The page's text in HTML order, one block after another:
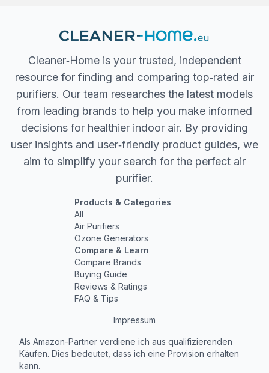
Cleaner‐Home is your trusted, independent
resource for finding and comparing top‐rated air
purifiers. Our team researches the latest models
from leading brands to help you make informed
decisions for healthier indoor air. By providing
user insights and user‐friendly product guides, we
aim to simplify your search for the perfect air
purifier.
Products & Categories
All
Air Purifiers
Ozone Generators
Compare & Learn
Compare Brands
Buying Guide
Reviews & Ratings
FAQ & Tips
Impressum
Als Amazon-Partner verdiene ich aus qualifizierenden
Käufen. Dies bedeutet, dass ich eine Provision erhalten
kann.